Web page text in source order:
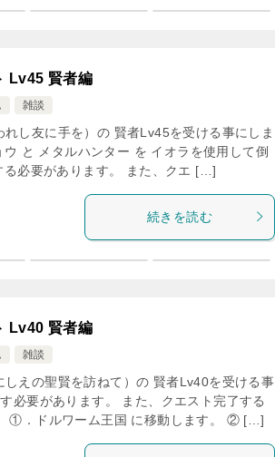
Lv45 賢者編
雑談
し友に手を）の 賢者Lv45を受ける事にしま
と メタルハンター を イオラを使用して倒
る必要があります。 また、クエ […]
続きを読む
Lv40 賢者編
雑談
えの聖賢を訪ねて）の 賢者Lv40を受ける事
必要があります。 また、クエスト完了する
①．ドルワーム王国 に移動します。 ② […]